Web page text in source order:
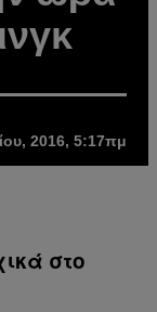
2016, 5:17πμ
στο